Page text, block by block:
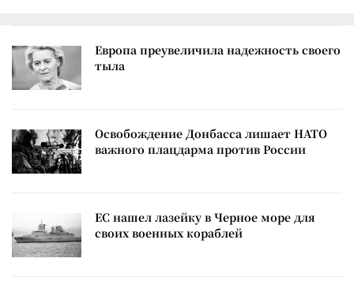
Европа преувеличила надежность своего
тыла
Освобождение Донбасса лишает НАТО
важного плацдарма против России
ЕС нашел лазейку в Черное море для
своих военных кораблей